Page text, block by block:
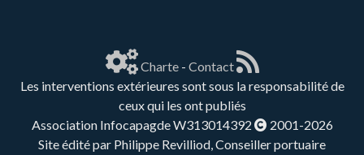
Charte- Contact
Les interventions extérieures sont sous la responsabilité de
ceux qui les ont publiés
Association Infocapagde W313014392
2001-2026
Site édité par Philippe Revilliod, Conseiller portuaire